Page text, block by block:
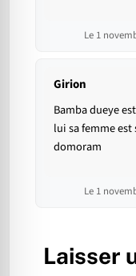
Le 1
Girion
Bamba dueye
lui sa femme
domoram
Le 1
Laisser